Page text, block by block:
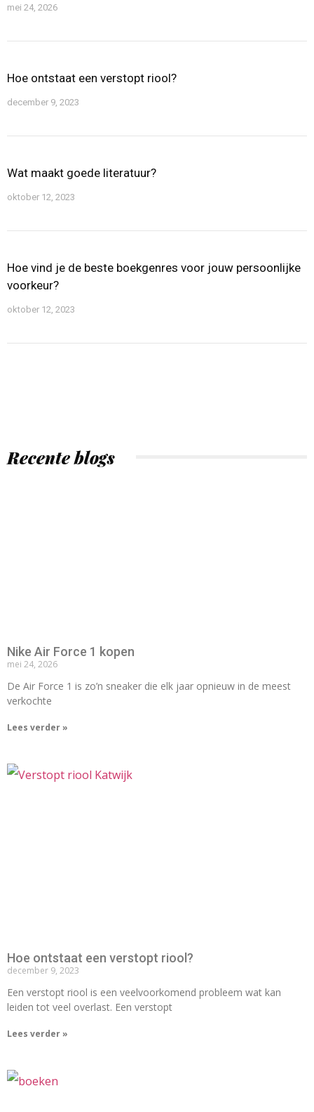
mei 24, 2026
Hoe ontstaat een verstopt riool?
december 9, 2023
Wat maakt goede literatuur?
oktober 12, 2023
Hoe vind je de beste boekgenres voor jouw persoonlijke
voorkeur?
oktober 12, 2023
Recente blogs
Nike Air Force 1 kopen
mei 24, 2026
De Air Force 1 is zo’n sneaker die elk jaar opnieuw in de meest
verkochte
Lees verder »
Hoe ontstaat een verstopt riool?
december 9, 2023
Een verstopt riool is een veelvoorkomend probleem wat kan
leiden tot veel overlast. Een verstopt
Lees verder »